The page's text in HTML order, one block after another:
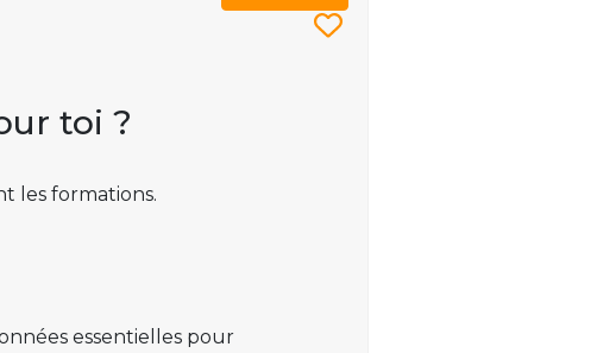
toi ?
les formations.
essentielles pour